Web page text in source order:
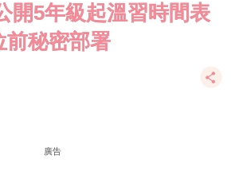
開5年級起溫習時間表
前秘密部署
廣告